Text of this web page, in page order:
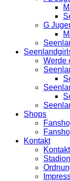
G
Werde
Shops
Kontakt
Kontakt